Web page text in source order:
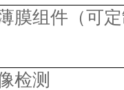
膜组件（可
检测